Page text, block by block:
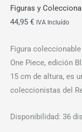
Figuras y
44,95 € IVA Incluído
Figura
One Piece, edición
15 cm de altura, es
coleccionistas del
Disponibilidad: 36